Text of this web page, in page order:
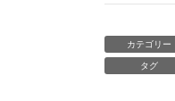
カテゴリー
タグ